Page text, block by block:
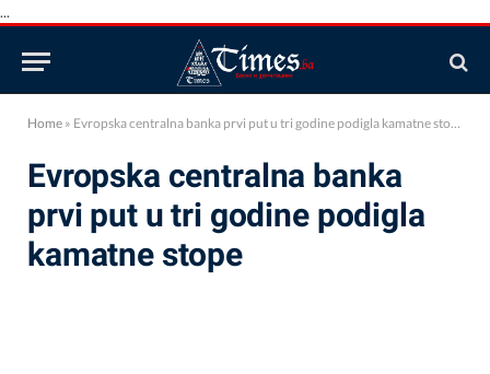
...
Home » Evropska centralna banka prvi put u tri godine podigla kamatne stope
Evropska centralna banka
prvi put u tri godine podigla
kamatne stope